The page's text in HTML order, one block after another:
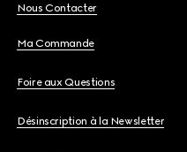
Nous Contacter
Ma Commande
Foire aux Questions
Désinscription à la Newsletter